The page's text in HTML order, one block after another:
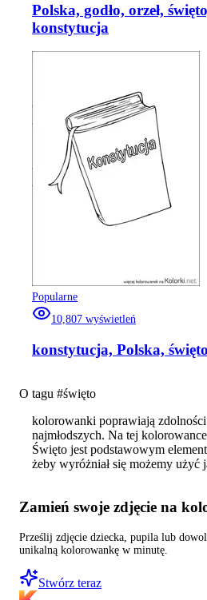
Polska, godło, orzeł,
konstytucja
Popularne
10,807 wyświetleń
konstytucja, Polska,
O tagu #święto
kolorowanki poprawiają zdolności
najmłodszych. Na tej
Święto jest podstawowym
żeby wyróżniał się możemy użyć
Zamień swoje zdjęcie na
Prześlij zdjęcie dziecka, pupila lub
unikalną kolorowankę w minutę.
Stwórz teraz